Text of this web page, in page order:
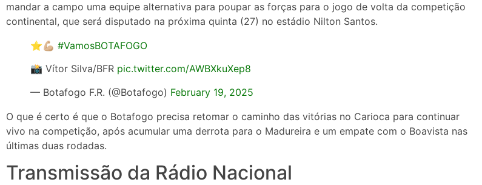
mandar a campo uma equipe alternativa para poupar as forças para o jogo de volta da competição
continental, que será disputado na próxima quinta (27) no estádio Nilton Santos.
⭐️💪🏼 #VamosBOTAFOGO
📸 Vítor Silva/BFR pic.twitter.com/AWBXkuXep8
— Botafogo F.R. (@Botafogo) February 19, 2025
O que é certo é que o Botafogo precisa retomar o caminho das vitórias no Carioca para continuar
vivo na competição, após acumular uma derrota para o Madureira e um empate com o Boavista nas
últimas duas rodadas.
Transmissão da Rádio Nacional